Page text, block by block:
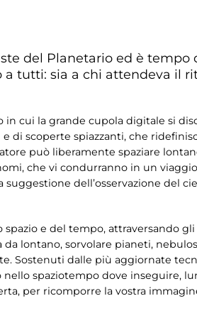
del Planetario ed è
a tutti: sia a chi attendeva il
cui la grande cupola digitale si
di scoperte spiazzanti, che
può liberamente spaziare
che vi condurranno in un
dell’osservazione del
e del tempo, attraversando
lontano, sorvolare pianeti,
Sostenuti dalle più aggiornate
spaziotempo dove inseguire,
per ricomporre la vostra